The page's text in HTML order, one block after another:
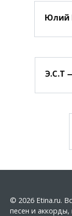
Юлий
Э.С.Т
© 2026 Etina.ru.
песен и